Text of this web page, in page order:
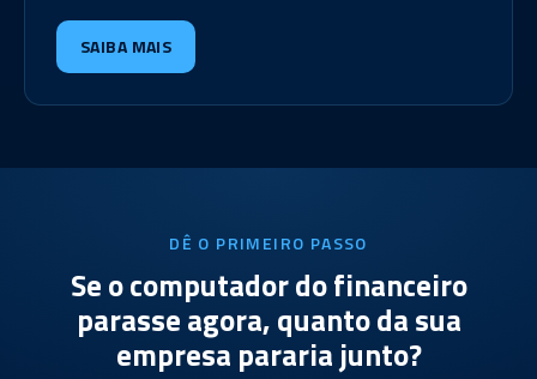
SAIBA MAIS
DÊ O PRIMEIRO PASSO
Se o computador do financeiro
parasse agora, quanto da sua
empresa pararia junto?